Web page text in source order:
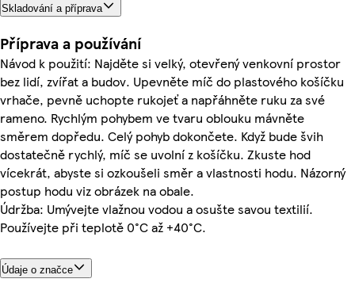
Skladování a příprava
Příprava a používání
Návod k použití: Najděte si velký, otevřený venkovní prostor
bez lidí, zvířat a budov. Upevněte míč do plastového košíčku
vrhače, pevně uchopte rukojeť a napřáhněte ruku za své
rameno. Rychlým pohybem ve tvaru oblouku mávněte
směrem dopředu. Celý pohyb dokončete. Když bude švih
dostatečně rychlý, míč se uvolní z košíčku. Zkuste hod
vícekrát, abyste si ozkoušeli směr a vlastnosti hodu. Názorný
postup hodu viz obrázek na obale.
Údržba: Umývejte vlažnou vodou a osušte savou textilií.
Používejte při teplotě 0°C až +40°C.
Údaje o značce